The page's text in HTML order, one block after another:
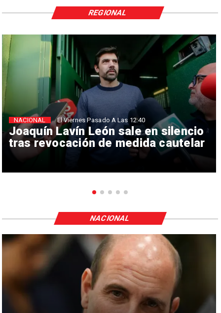
Joaquín Lavín León sale en silencio
tras revocación de medida cautelar
NACIONAL El Viernes Pasado A Las 12:40
REGIONAL
NACIONAL